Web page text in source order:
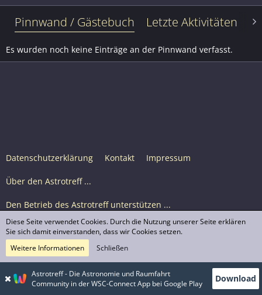
Pinnwand / Gästebuch Letzte Aktivitäten
Es wurden noch keine Einträge an der Pinnwand verfasst.
Datenschutzerklärung Kontakt Impressum
Über den Astrotreff ...
Den Betrieb des Astrotreff unterstützen ...
Nutzungsbedingungen
© Astrotreff 2001-2026, lizenziert unter CC BY-SA,
sofern für einzelne Inhalte nicht anders angegeben
Astrotreff - Die Astronomie und Raumfahrt
Community in der WSC-Connect App bei Google Play
Download
Diese Seite verwendet Cookies. Durch die Nutzung unserer Seite erklären
Sie sich damit einverstanden, dass wir Cookies setzen.
Weitere Informationen
Schließen